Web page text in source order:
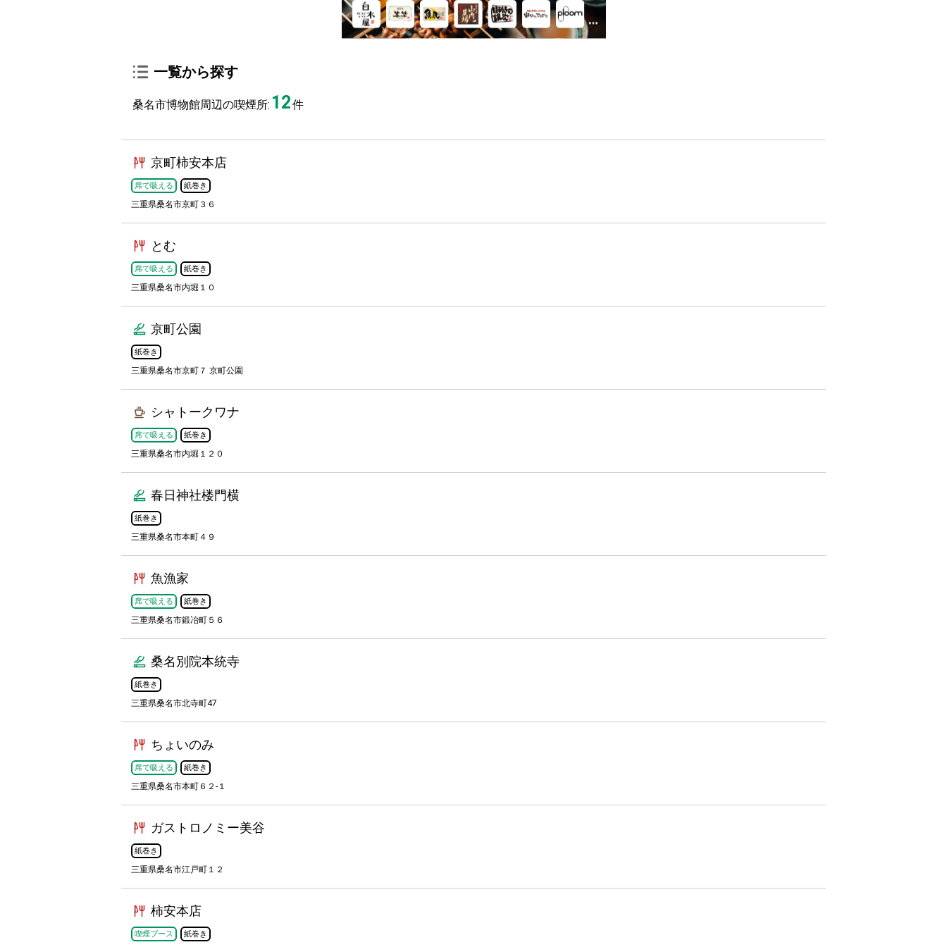
一覧から探す
桑名市博物館周辺の喫煙所: 12件
京町柿安本店
席で吸える 紙巻き
三重県桑名市京町３６
とむ
席で吸える 紙巻き
三重県桑名市内堀１０
京町公園
紙巻き
三重県桑名市京町７ 京町公園
シャトークワナ
席で吸える 紙巻き
三重県桑名市内堀１２０
春日神社楼門横
紙巻き
三重県桑名市本町４９
魚漁家
席で吸える 紙巻き
三重県桑名市鍛冶町５６
桑名別院本統寺
紙巻き
三重県桑名市北寺町47
ちょいのみ
席で吸える 紙巻き
三重県桑名市本町６２-１
ガストロノミー美谷
紙巻き
三重県桑名市江戸町１２
柿安本店
喫煙ブース 紙巻き